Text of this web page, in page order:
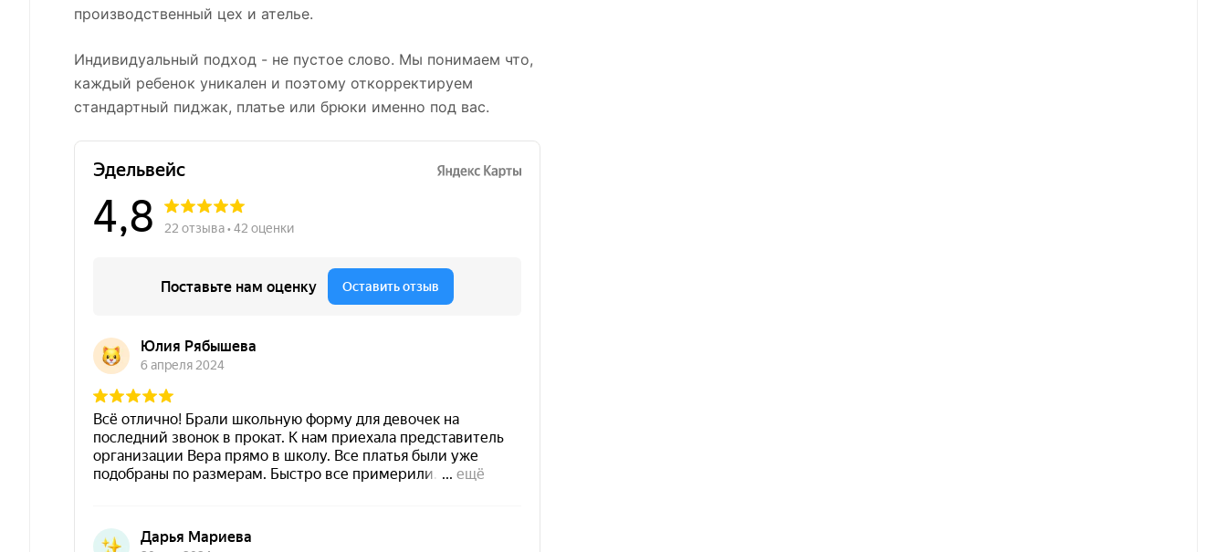
производственный цех и ателье.
Индивидуальный подход - не пустое слово. Мы понимаем что,
каждый ребенок уникален и поэтому откорректируем
стандартный пиджак, платье или брюки именно под вас.